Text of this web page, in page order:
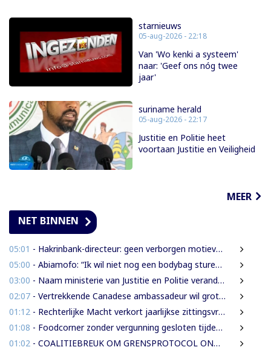
starnieuws
05-aug-2026 - 22:18
Van 'Wo kenki a systeem'
naar: 'Geef ons nóg twee
jaar'
suriname herald
05-aug-2026 - 22:17
Justitie en Politie heet
voortaan Justitie en Veiligheid
MEER
NET BINNEN
05:01 - Hakrinbank-directeur: geen verborgen motieven bij verkoop DSB-belang
05:00 - Abiamofo: “Ik wil niet nog een bodybag sturen naar dat gebied”
03:00 - Naam ministerie van Justitie en Politie verandert naar Justitie en Veiligheid
02:07 - Vertrekkende Canadese ambassadeur wil grotere rol voor Canada in Suriname
01:12 - Rechterlijke Macht verkort jaarlijkse zittingsvrije periode naar één maand
01:08 - Foodcorner zonder vergunning gesloten tijdens derde dag integrale controles
01:02 - COALITIEBREUK OM GRENSPROTOCOL ONWAARSCHIJNLIJK